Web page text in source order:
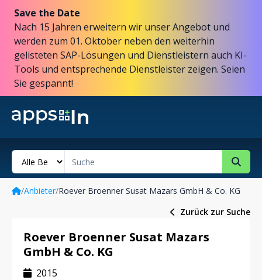
Save the Date
Nach 15 Jahren erweitern wir unser Angebot und
werden zum 01. Oktober neben den weiterhin
gelisteten SAP-Lösungen und Dienstleistern auch KI-
Tools und entsprechende Dienstleister zeigen. Seien
Sie gespannt!
/Anbieter/Roever Broenner Susat Mazars GmbH & Co. KG
Zurück zur Suche
Roever Broenner Susat Mazars
GmbH & Co. KG
2015